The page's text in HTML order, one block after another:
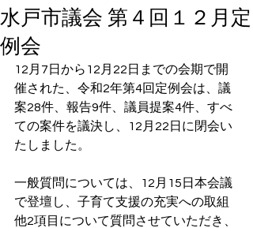
水戸市議会 第４回１２月定
例会
12月7日から12月22日までの会期で開
催された、令和2年第4回定例会は、議
案28件、報告9件、議員提案4件、すべ
ての案件を議決し、12月22日に閉会い
たしました。
一般質問については、12月15日本会議
で登壇し、子育て支援の充実への取組
他2項目について質問させていただき、